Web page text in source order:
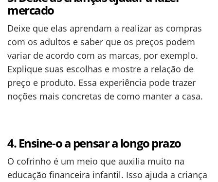
mercado
Deixe que elas aprendam a realizar as compras
com os adultos e saber que os preços podem
variar de acordo com as marcas, por exemplo.
Explique suas escolhas e mostre a relação de
preço e produto. Essa experiência pode trazer
noções mais concretas de como manter a casa.
4. Ensine-o a pensar a longo prazo
O cofrinho é um meio que auxilia muito na
educação financeira infantil. Isso ajuda a criança